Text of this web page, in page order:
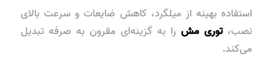
استفاده بهینه از میلگرد، کاهش ضایعات و سرعت بالای
نصب،توری مش را به گزینه‌ای مقرون به صرفهتبدیل
می‌کند.